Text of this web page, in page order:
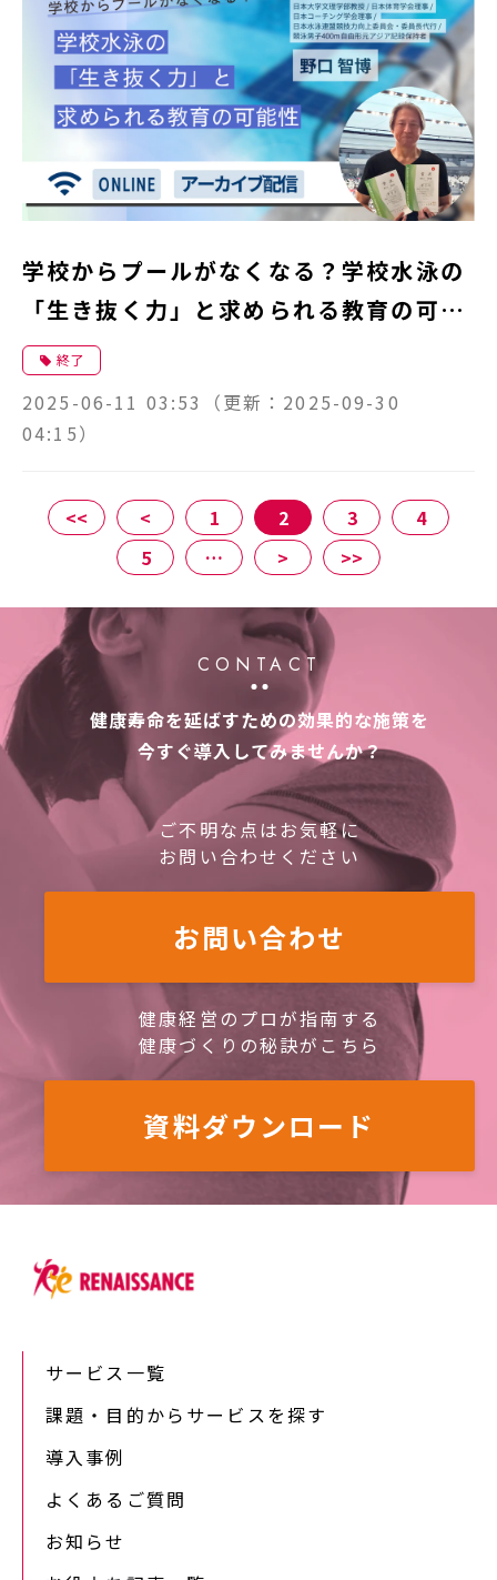
学校からプールがなくなる？学校水泳の
「生き抜く力」と求められる教育の可能
性 終了
2025-06-11 03:53 （更新： 2025-09-30
04:15）
<< < 1 2 3
4
5
… > >>
CONTACT
健康寿命を延ばすための効果的な施策を
今すぐ導入してみませんか？
ご不明な点はお気軽に
お問い合わせください
お問い合わせ
健康経営のプロが指南する
健康づくりの秘訣がこちら
資料ダウンロード
サービス一覧
課題・目的からサービスを探す
導入事例
よくあるご質問
お知らせ